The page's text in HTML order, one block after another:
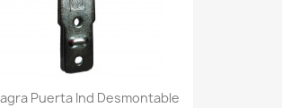
Puerta Ind Desmontable